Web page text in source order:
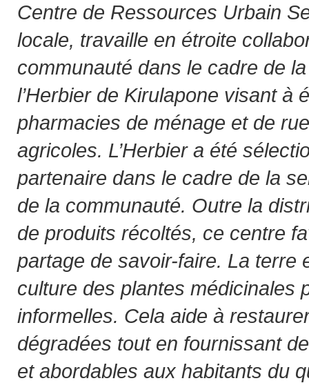
Centre de Ressources Urbain
locale, travaille en étroite
communauté dans le cadre de
l’Herbier de Kirulapone visant à
pharmacies de ménage et de
agricoles. L’Herbier a été
partenaire dans le cadre de la
de la communauté. Outre la
de produits récoltés, ce centre
partage de savoir-faire. La terre
culture des plantes médicinales
informelles. Cela aide à
dégradées tout en fournissant
et abordables aux habitants du